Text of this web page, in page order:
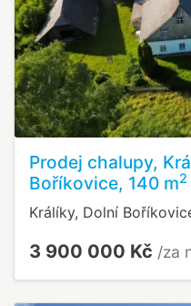
Prodej chalupy,
Boříkovice, 140 m2
Králíky, Dolní
3 900 000 Kč /za